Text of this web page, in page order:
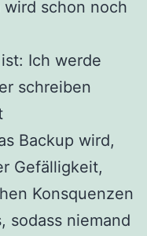
schon noch
Ich werde
schreiben
Backup wird,
Gefälligkeit,
Konsquenzen
sodass niemand